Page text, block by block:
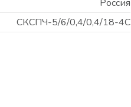
Россия
СКСПЧ-5/6/0,4/0,4/18-4С